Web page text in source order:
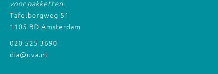
voor pakketten:
Tafelbergweg 51
1105 BD Amsterdam
020 525 3690
dia@uva.nl